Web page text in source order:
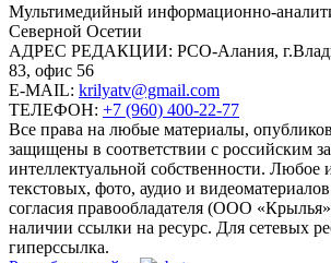
Mультимедийный информационно-
Северной Осетии
АДРЕС РЕДАКЦИИ: РСО-Алания,
83, офис 56
E-MAIL: krilyatv@gmail.com
ТЕЛЕФОН: +7 (960) 400-22-77
Все права на любые материалы,
защищены в соответствии с российским
интеллектуальной собственности. Любое
текстовых, фото, аудио и
согласия правообладателя (ООО
наличии ссылки на ресурс. Для сетевых
гиперссылка.